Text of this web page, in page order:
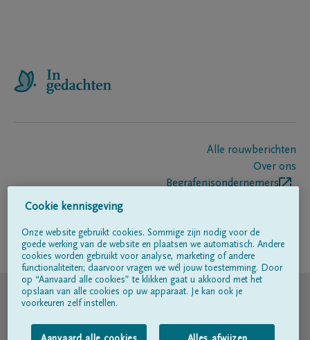
Alle rouwberichten
Over ons
Begrafenisondernemers
Volg ons op
© DELA
Gebruiksvoorwaarden
Cookie kennisgeving
Onze website gebruikt cookies. Sommige zijn nodig voor de
goede werking van de website en plaatsen we automatisch. Andere
cookies worden gebruikt voor analyse, marketing of andere
functionaliteiten; daarvoor vragen we wél jouw toestemming. Door
op “Aanvaard alle cookies” te klikken gaat u akkoord met het
opslaan van alle cookies op uw apparaat. Je kan ook je
voorkeuren zelf instellen.